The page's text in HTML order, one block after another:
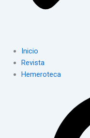
Inicio
Revista
Hemeroteca